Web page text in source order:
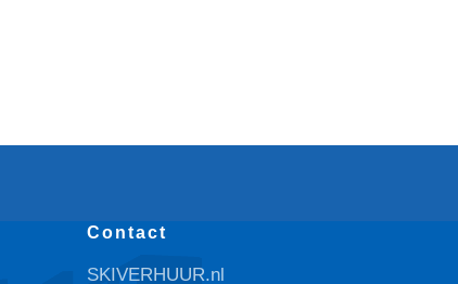
Contact
SKIVERHUUR.nl